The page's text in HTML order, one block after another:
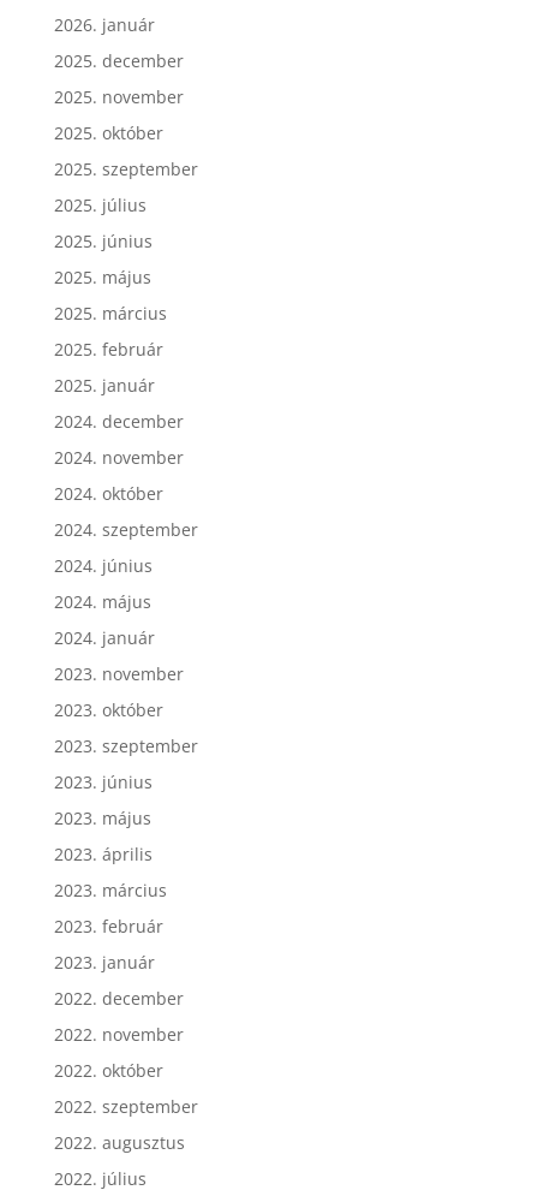
2026. január
2025. december
2025. november
2025. október
2025. szeptember
2025. július
2025. június
2025. május
2025. március
2025. február
2025. január
2024. december
2024. november
2024. október
2024. szeptember
2024. június
2024. május
2024. január
2023. november
2023. október
2023. szeptember
2023. június
2023. május
2023. április
2023. március
2023. február
2023. január
2022. december
2022. november
2022. október
2022. szeptember
2022. augusztus
2022. július